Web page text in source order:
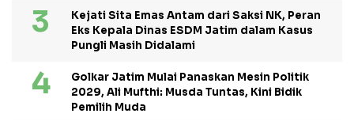
Kejati Sita Emas Antam dari Saksi NK, Peran
Eks Kepala Dinas ESDM Jatim dalam Kasus
Pungli Masih Didalami
Golkar Jatim Mulai Panaskan Mesin Politik
2029, Ali Mufthi: Musda Tuntas, Kini Bidik
Pemilih Muda